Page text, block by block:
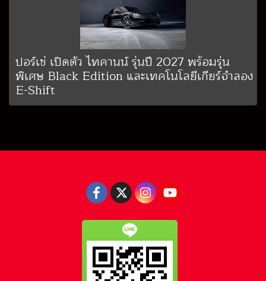
ปอร์เช่ เปิดตัว ไทคานน์ รุ่นปี 2027 พร้อมรุ่น
พิเศษ Black Edition และเทคโนโลยีเกียร์จำลอง
E-Shift